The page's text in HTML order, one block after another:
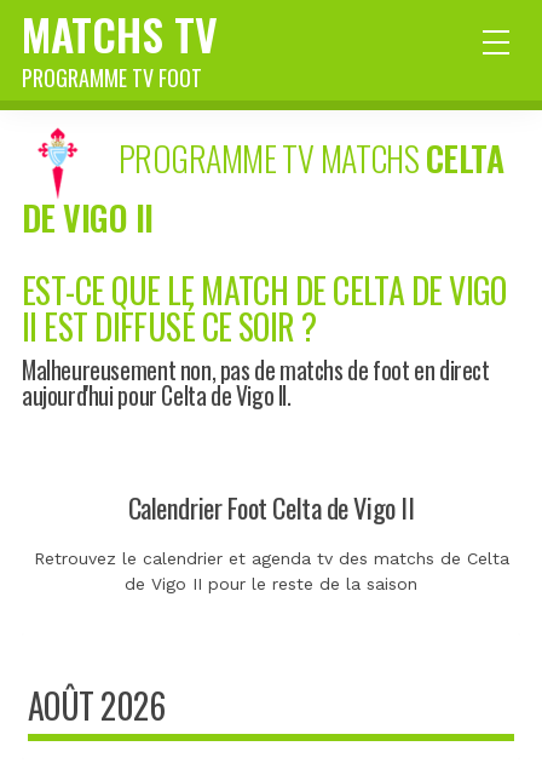
MATCHS TV
PROGRAMME TV FOOT
PROGRAMME TV MATCHSCELTA
DE VIGO II
EST-CE QUE LE MATCH DE CELTA DE VIGO
II EST DIFFUSÉ CE SOIR ?
Malheureusement non, pas de matchs de foot en direct
aujourd'hui pour Celta de Vigo II.
Calendrier Foot Celta de Vigo II
Retrouvez le calendrier et agenda tv des matchs de Celta
de Vigo II pour le reste de la saison
AOÛT 2026